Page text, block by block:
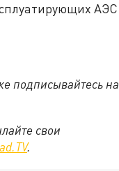
АЭС
подписывайтесь на
свои
.